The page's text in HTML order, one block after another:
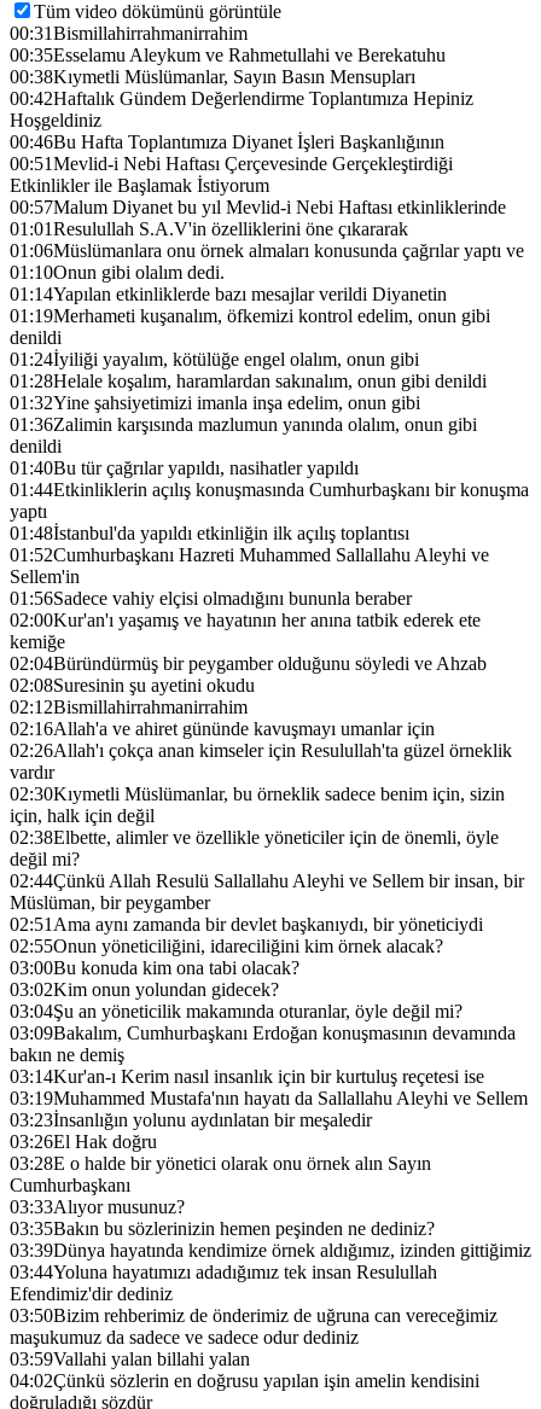
Tüm video dökümünü görüntüle
00:31Bismillahirrahmanirrahim
00:35Esselamu Aleykum ve Rahmetullahi ve Berekatuhu
00:38Kıymetli Müslümanlar, Sayın Basın Mensupları
00:42Haftalık Gündem Değerlendirme Toplantımıza Hepiniz
Hoşgeldiniz
00:46Bu Hafta Toplantımıza Diyanet İşleri Başkanlığının
00:51Mevlid-i Nebi Haftası Çerçevesinde Gerçekleştirdiği
Etkinlikler ile Başlamak İstiyorum
00:57Malum Diyanet bu yıl Mevlid-i Nebi Haftası etkinliklerinde
01:01Resulullah S.A.V'in özelliklerini öne çıkararak
01:06Müslümanlara onu örnek almaları konusunda çağrılar yaptı ve
01:10Onun gibi olalım dedi.
01:14Yapılan etkinliklerde bazı mesajlar verildi Diyanetin
01:19Merhameti kuşanalım, öfkemizi kontrol edelim, onun gibi
denildi
01:24İyiliği yayalım, kötülüğe engel olalım, onun gibi
01:28Helale koşalım, haramlardan sakınalım, onun gibi denildi
01:32Yine şahsiyetimizi imanla inşa edelim, onun gibi
01:36Zalimin karşısında mazlumun yanında olalım, onun gibi
denildi
01:40Bu tür çağrılar yapıldı, nasihatler yapıldı
01:44Etkinliklerin açılış konuşmasında Cumhurbaşkanı bir konuşma
yaptı
01:48İstanbul'da yapıldı etkinliğin ilk açılış toplantısı
01:52Cumhurbaşkanı Hazreti Muhammed Sallallahu Aleyhi ve
Sellem'in
01:56Sadece vahiy elçisi olmadığını bununla beraber
02:00Kur'an'ı yaşamış ve hayatının her anına tatbik ederek ete
kemiğe
02:04Büründürmüş bir peygamber olduğunu söyledi ve Ahzab
02:08Suresinin şu ayetini okudu
02:12Bismillahirrahmanirrahim
02:16Allah'a ve ahiret gününde kavuşmayı umanlar için
02:26Allah'ı çokça anan kimseler için Resulullah'ta güzel örneklik
vardır
02:30Kıymetli Müslümanlar, bu örneklik sadece benim için, sizin
için, halk için değil
02:38Elbette, alimler ve özellikle yöneticiler için de önemli, öyle
değil mi?
02:44Çünkü Allah Resulü Sallallahu Aleyhi ve Sellem bir insan, bir
Müslüman, bir peygamber
02:51Ama aynı zamanda bir devlet başkanıydı, bir yöneticiydi
02:55Onun yöneticiliğini, idareciliğini kim örnek alacak?
03:00Bu konuda kim ona tabi olacak?
03:02Kim onun yolundan gidecek?
03:04Şu an yöneticilik makamında oturanlar, öyle değil mi?
03:09Bakalım, Cumhurbaşkanı Erdoğan konuşmasının devamında
bakın ne demiş
03:14Kur'an-ı Kerim nasıl insanlık için bir kurtuluş reçetesi ise
03:19Muhammed Mustafa'nın hayatı da Sallallahu Aleyhi ve Sellem
03:23İnsanlığın yolunu aydınlatan bir meşaledir
03:26El Hak doğru
03:28E o halde bir yönetici olarak onu örnek alın Sayın
Cumhurbaşkanı
03:33Alıyor musunuz?
03:35Bakın bu sözlerinizin hemen peşinden ne dediniz?
03:39Dünya hayatında kendimize örnek aldığımız, izinden gittiğimiz
03:44Yoluna hayatımızı adadığımız tek insan Resulullah
Efendimiz'dir dediniz
03:50Bizim rehberimiz de önderimiz de uğruna can vereceğimiz
maşukumuz da sadece ve sadece odur dediniz
03:59Vallahi yalan billahi yalan
04:02Çünkü sözlerin en doğrusu yapılan işin amelin kendisini
doğruladığı sözdür